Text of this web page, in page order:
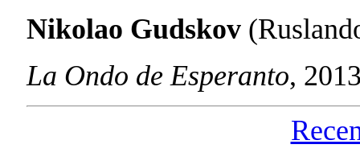
Nikolao Gudskov
La Ondo de Esperanto,